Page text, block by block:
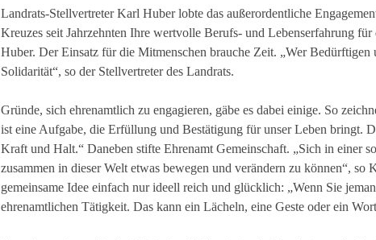
Landrats-Stellvertreter Karl Huber lobte das außerordentliche
Kreuzes seit Jahrzehnten Ihre wertvolle Berufs- und Lebenserfahrung
Huber. Der Einsatz für die Mitmenschen brauche Zeit. „Wer
Solidarität“, so der Stellvertreter des Landrats.
Gründe, sich ehrenamtlich zu engagieren, gäbe es dabei einige. So
ist eine Aufgabe, die Erfüllung und Bestätigung für unser Leben bringt.
Kraft und Halt.“ Daneben stifte Ehrenamt Gemeinschaft. „Sich in einer
zusammen in dieser Welt etwas bewegen und verändern zu können“,
gemeinsame Idee einfach nur ideell reich und glücklich: „Wenn Sie
ehrenamtlichen Tätigkeit. Das kann ein Lächeln, eine Geste oder ein